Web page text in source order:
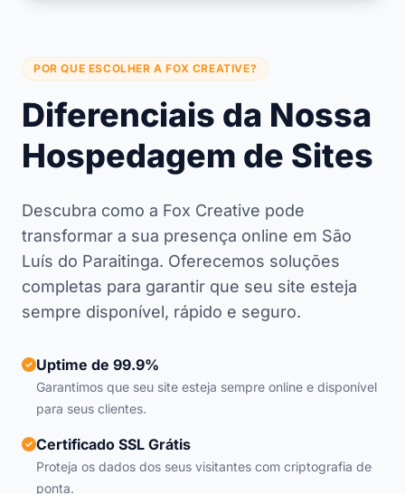
POR QUE ESCOLHER A FOX CREATIVE?
Diferenciais da Nossa
Hospedagem de Sites
Descubra como a Fox Creative pode
transformar a sua presença online em São
Luís do Paraitinga. Oferecemos soluções
completas para garantir que seu site esteja
sempre disponível, rápido e seguro.
Uptime de 99.9%
Garantimos que seu site esteja sempre online e disponível
para seus clientes.
Certificado SSL Grátis
Proteja os dados dos seus visitantes com criptografia de
ponta.